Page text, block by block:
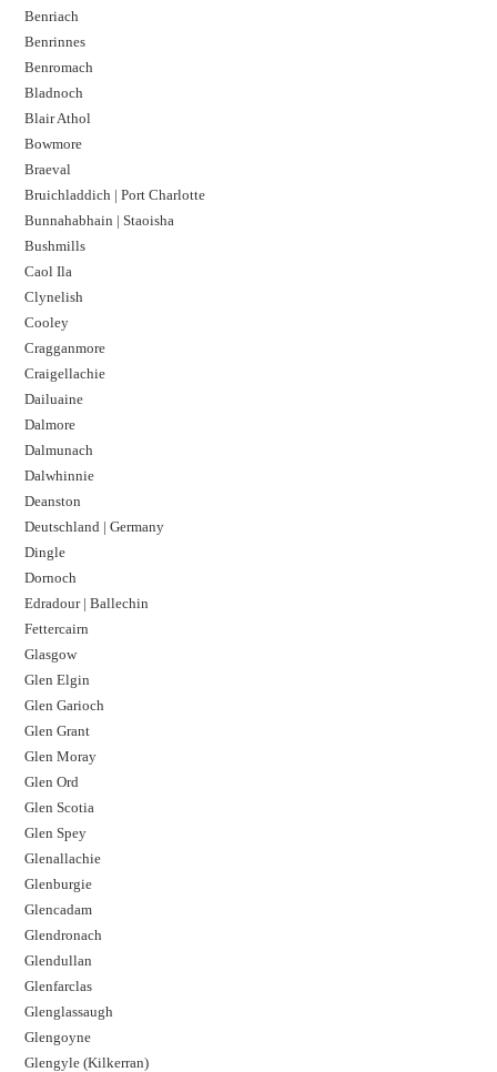
Benriach
Benrinnes
Benromach
Bladnoch
Blair Athol
Bowmore
Braeval
Bruichladdich | Port Charlotte
Bunnahabhain | Staoisha
Bushmills
Caol Ila
Clynelish
Cooley
Cragganmore
Craigellachie
Dailuaine
Dalmore​
Dalmunach
Dalwhinnie
Deanston
Deutschland | Germany
Dingle
Dornoch
Edradour | Ballechin
Fettercairn
Glasgow
Glen Elgin
Glen Garioch
Glen Grant
Glen Moray
Glen Ord
Glen Scotia
Glen Spey
Glenallachie
Glenburgie
Glencadam
Glendronach
Glendullan
Glenfarclas
Glenglassaugh
Glengoyne
Glengyle (Kilkerran)